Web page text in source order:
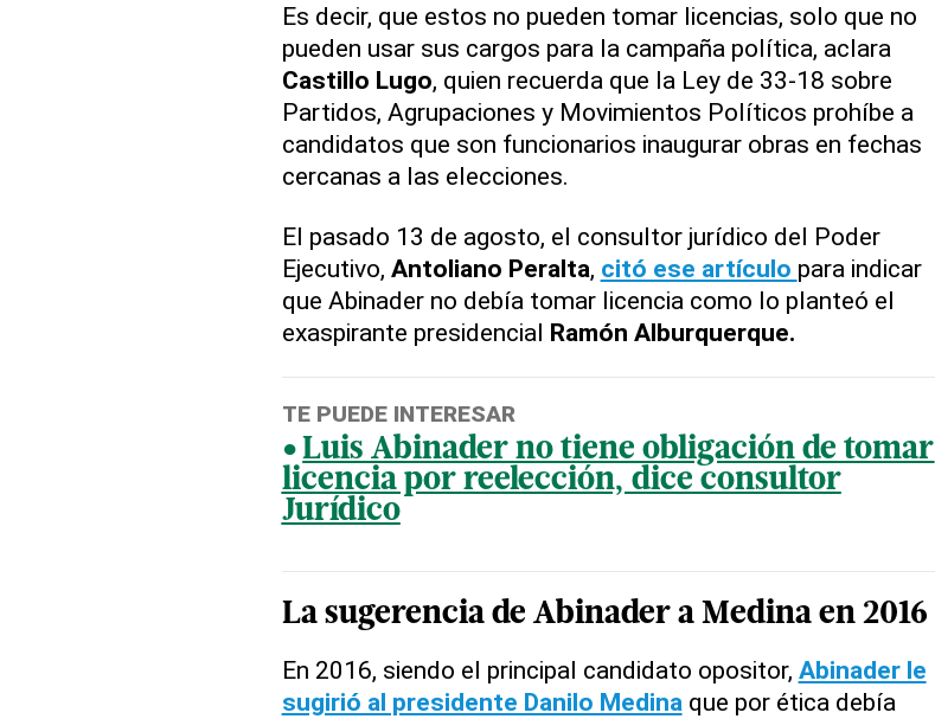
Es decir, que estos no pueden tomar licencias, solo que no
pueden usar sus cargos para la campaña política, aclara
Castillo Lugo, quien recuerda que la Ley de 33-18 sobre
Partidos, Agrupaciones y Movimientos Políticos prohíbe a
candidatos que son funcionarios inaugurar obras en fechas
cercanas a las elecciones.
El pasado 13 de agosto, el consultor jurídico del Poder
Ejecutivo, Antoliano Peralta, citó ese artículo para indicar
que Abinader no debía tomar licencia como lo planteó el
exaspirante presidencial Ramón Alburquerque.
TE PUEDE INTERESAR
Luis Abinader no tiene obligación de tomar
licencia por reelección, dice consultor
Jurídico
La sugerencia de Abinader a Medina en 2016
En 2016, siendo el principal candidato opositor, Abinader le
sugirió al presidente Danilo Medinaque por ética debía